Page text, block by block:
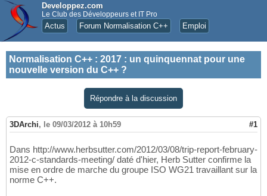
Developpez.com
Le Club des Développeurs et IT Pro
Actus Forum Normalisation C++ Emploi
Normalisation C++ : 2017 : un quinquennat pour une
nouvelle version du C++ ?
Répondre à la discussion
3DArchi, le 09/03/2012 à 10h59 #1
Dans http://www.herbsutter.com/2012/03/08/trip-report-february-
2012-c-standards-meeting/ daté d'hier, Herb Sutter confirme la
mise en ordre de marche du groupe ISO WG21 travaillant sur la
norme C++.